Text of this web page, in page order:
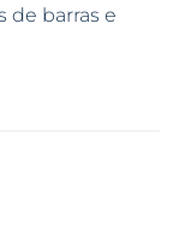
de barras e